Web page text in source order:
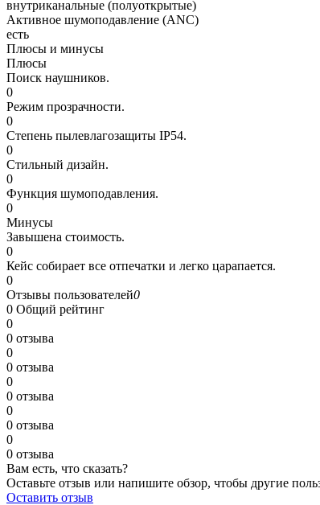
внутриканальные (полуоткрытые)
Активное шумоподавление (ANC)
есть
Плюсы и минусы
Плюсы
Поиск наушников.
0
Режим прозрачности.
0
Степень пылевлагозащиты IP54.
0
Стильный дизайн.
0
Функция шумоподавления.
0
Минусы
Завышена стоимость.
0
Кейс собирает все отпечатки и легко царапается.
0
Отзывы пользователей0
0 Общий рейтинг
0
0 отзыва
0
0 отзыва
0
0 отзыва
0
0 отзыва
0
0 отзыва
Вам есть, что сказать?
Оставьте отзыв или напишите обзор, чтобы другие
Оставить отзыв